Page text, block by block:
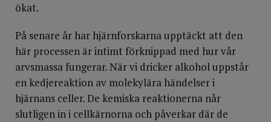
ökat.
På senare år har hjärnforskarna upptäckt att den
här processen är intimt förknippad med hur vår
arvsmassa fungerar. När vi dricker alkohol uppstår
en kedjereaktion av molekylära händelser i
hjärnans celler. De kemiska reaktionerna når
slutligen in i cellkärnorna och påverkar där de